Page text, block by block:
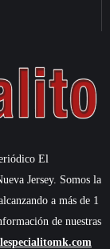
El
Jersey. Somos la
a más de 1
de nuestras